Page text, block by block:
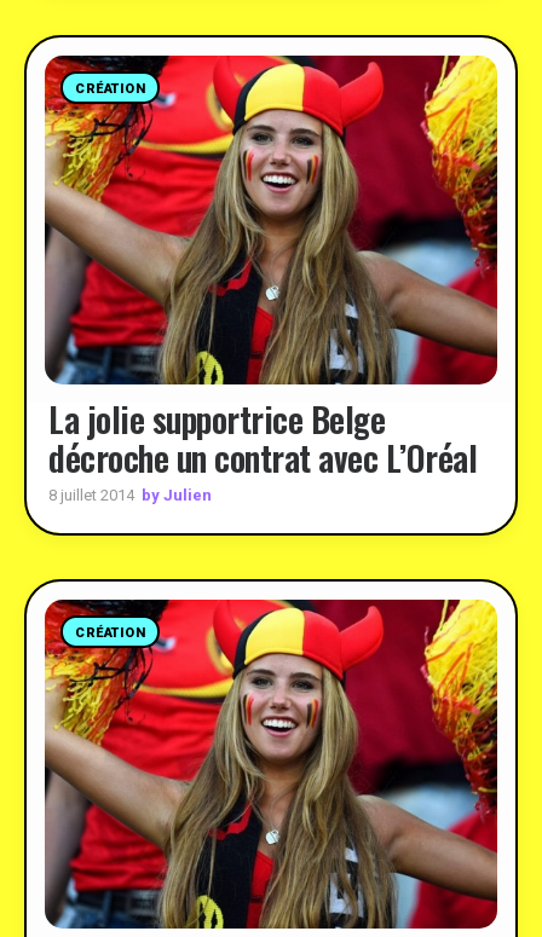
CRÉATION
La jolie supportrice Belge
décroche un contrat avec L’Oréal
8 juillet 2014 by Julien
CRÉATION